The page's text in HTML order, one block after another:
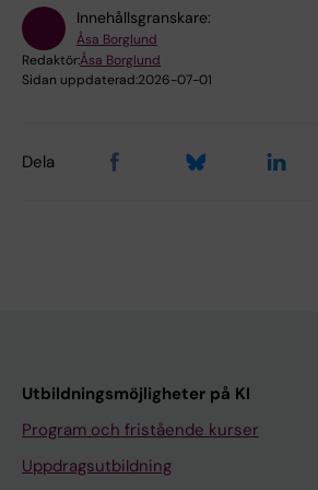
Innehållsgranskare:
Åsa Borglund
Redaktör:Åsa Borglund
Sidan uppdaterad:2026-07-01
Dela
Utbildningsmöjligheter på KI
Program och fristående kurser
Uppdragsutbildning